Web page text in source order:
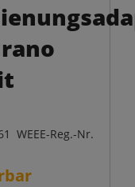
WEEE-Reg.-Nr.